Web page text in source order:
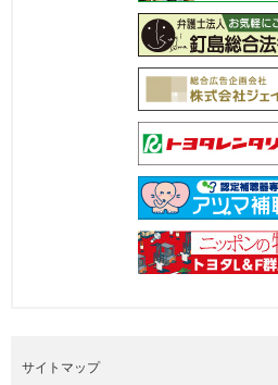
サイトマップ